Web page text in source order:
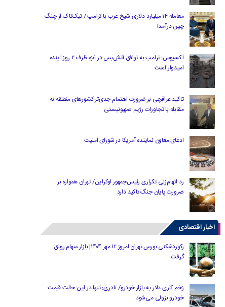
معامله ۱۴ میلیارد دلاری شیخ عرب با ترامپ / تیک‌تاک از چنگ
چین درآمد!
آکسیوس: ترامپ به توافق آتش‌بس در غزه ظرف ۲ روز آینده
امیدوار است
تاکید عراقچی بر ضرورت اهتمام جدی‌تر کشورهای منطقه به
مقابله با تجاوزات رژیم صهیونیستی
ادعای معاون نماینده آمریکا در شورای امنیت
رد اتهام‌زنی تکراری رئیس‌جمهور اوکراین/ تهران همواره بر
ضرورت پایان جنگ تاکید دارد
اخبار اقتصادی
رکوردشکنی بورس تهران امروز ۱۲ مهر ۱۴۰۴| بازار سهام رونق
گرفت
زخم کاری دلار به بازار خودرو/ نادری: تنها در این حالت قیمت
خودرو نزولی می‌شود